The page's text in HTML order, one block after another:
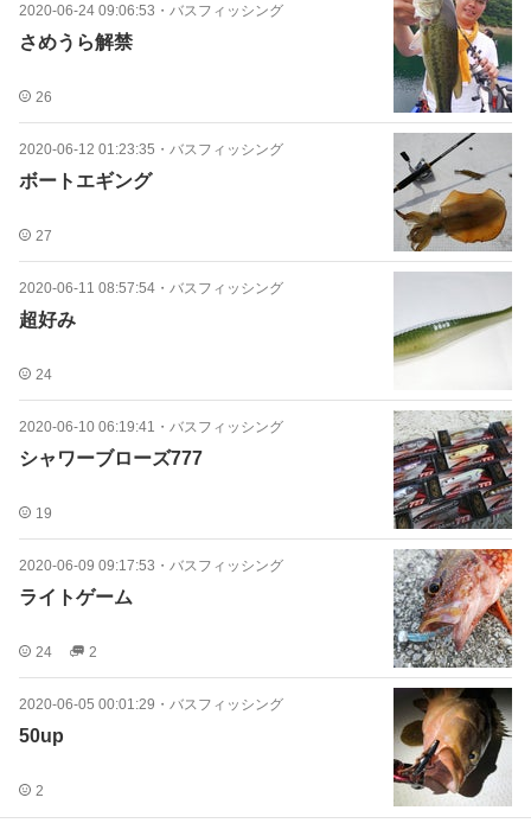
2020-06-24 09:06:53 ・ バスフィッシング
さめうら解禁
26
2020-06-12 01:23:35 ・ バスフィッシング
ボートエギング
27
2020-06-11 08:57:54 ・ バスフィッシング
超好み
24
2020-06-10 06:19:41 ・ バスフィッシング
シャワーブローズ777
19
2020-06-09 09:17:53 ・ バスフィッシング
ライトゲーム
24 2
2020-06-05 00:01:29 ・ バスフィッシング
50up
2